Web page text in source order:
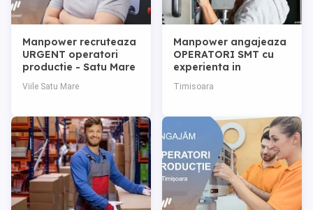
Manpower recruteaza
URGENT operatori
productie - Satu Mare
Viile Satu Mare
Manpower angajeaza
OPERATORI SMT cu
experienta in
Timisoara